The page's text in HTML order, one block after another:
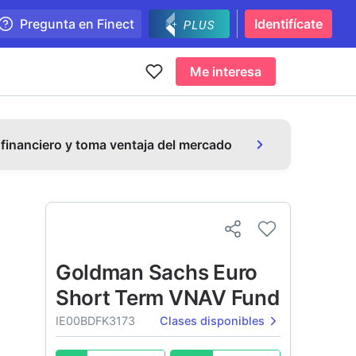
Pregunta en Finect Identifícate
Me interesa
y toma ventaja del mercado
Goldman Sachs Euro
Short Term VNAV Fund
IE00BDFK3173 Clases disponibles